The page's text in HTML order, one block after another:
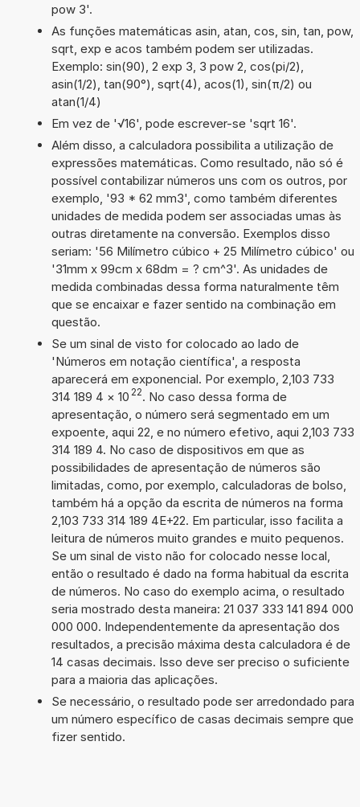
pow 3'.
As funções matemáticas asin, atan, cos, sin, tan, pow,
sqrt, exp e acos também podem ser utilizadas.
Exemplo: sin(90), 2 exp 3, 3 pow 2, cos(pi/2),
asin(1/2), tan(90°), sqrt(4), acos(1), sin(π/2) ou
atan(1/4)
Em vez de '√16', pode escrever-se 'sqrt 16'.
Além disso, a calculadora possibilita a utilização de
expressões matemáticas. Como resultado, não só é
possível contabilizar números uns com os outros, por
exemplo, '93 * 62 mm3', como também diferentes
unidades de medida podem ser associadas umas às
outras diretamente na conversão. Exemplos disso
seriam: '56 Milímetro cúbico + 25 Milímetro cúbico' ou
'31mm x 99cm x 68dm = ? cm^3'. As unidades de
medida combinadas dessa forma naturalmente têm
que se encaixar e fazer sentido na combinação em
questão.
Se um sinal de visto for colocado ao lado de
'Números em notação científica', a resposta
aparecerá em exponencial. Por exemplo, 2,103 733
314 189 4 × 10 22. No caso dessa forma de
apresentação, o número será segmentado em um
expoente, aqui 22, e no número efetivo, aqui 2,103 733
314 189 4. No caso de dispositivos em que as
possibilidades de apresentação de números são
limitadas, como, por exemplo, calculadoras de bolso,
também há a opção da escrita de números na forma
2,103 733 314 189 4E+22. Em particular, isso facilita a
leitura de números muito grandes e muito pequenos.
Se um sinal de visto não for colocado nesse local,
então o resultado é dado na forma habitual da escrita
de números. No caso do exemplo acima, o resultado
seria mostrado desta maneira: 21 037 333 141 894 000
000 000. Independentemente da apresentação dos
resultados, a precisão máxima desta calculadora é de
14 casas decimais. Isso deve ser preciso o suficiente
para a maioria das aplicações.
Se necessário, o resultado pode ser arredondado para
um número específico de casas decimais sempre que
fizer sentido.